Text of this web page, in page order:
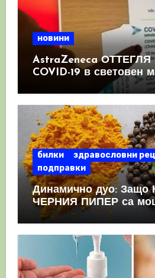
новини
AstraZeneca ОТТЕГЛЯ
COVID-19 в световен
като призна, че те
КРЪВНИ съсиреци
билки
здравословни
подправки
Динамично дуо: Защо
ЧЕРНИЯ ПИПЕР са
комбинация